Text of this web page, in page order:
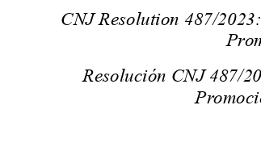
CNJ Resolution 487/2023:
Resolución CNJ 487/